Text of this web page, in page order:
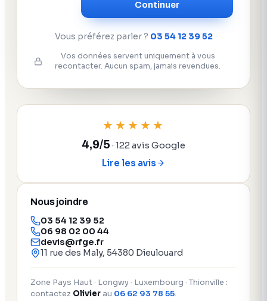
Continuer
Vous préférez parler ? 03 54 12 39 52
Vos données servent uniquement à vous
recontacter. Aucun spam, jamais revendues.
★★★★★
4,9/5 · 122 avis Google
Lire les avis
Nous joindre
03 54 12 39 52
06 98 02 00 44
devis@rfge.fr
11 rue des Maly, 54380 Dieulouard
Zone Pays Haut · Longwy · Luxembourg · Thionville :
contactez Olivier au 06 62 93 78 55.